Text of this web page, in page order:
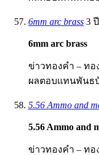
6mm arc brass 3
6mm arc brass
ข่าวทองคำ – ทอ
ผลตอบแทนพันธ
5.56 Ammo and
5.56 Ammo and
ข่าวทองคำ – ทอ